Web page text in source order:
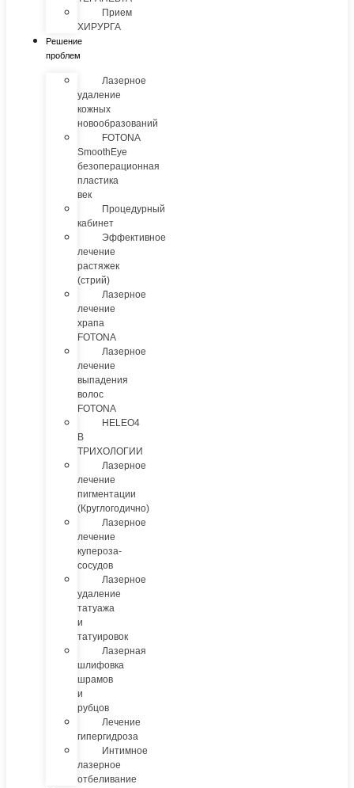
Прием
ХИРУРГА
Решение
проблем
Лазерное
удаление
кожных
новообразований
FOTONA
SmoothEye
безоперационная
пластика
век
Процедурный
кабинет
Эффективное
лечение
растяжек
(стрий)
Лазерное
лечение
храпа
FOTONA
Лазерное
лечение
выпадения
волос
FOTONA
HELEO4
В
ТРИХОЛОГИИ
Лазерное
лечение
пигментации
(Круглогодично)
Лазерное
лечение
купероза-
сосудов
Лазерное
удаление
татуажа
и
татуировок
Лазерная
шлифовка
шрамов
и
рубцов
Лечение
гипергидроза
Интимное
лазерное
отбеливание